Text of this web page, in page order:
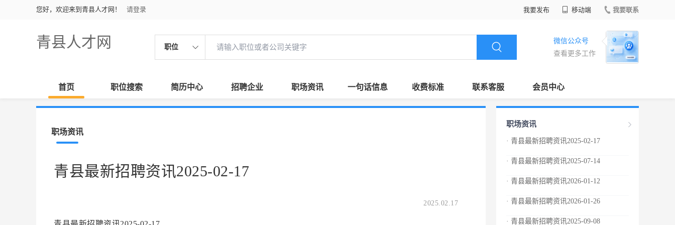
您好，欢迎来到青县人才网！ 请登录 我要发布 移动端 我要联系
青县人才网 职位
微信公众号
查看更多工作
首页 职位搜索 简历中心 招聘企业 职场资讯 一句话信息 收费标准 联系客服 会员中心
职场资讯
青县最新招聘资讯2025-02-17
2025.02.17
职场资讯
· 青县最新招聘资讯2025-02-17
· 青县最新招聘资讯2025-07-14
· 青县最新招聘资讯2026-01-12
· 青县最新招聘资讯2026-01-26
· 青县最新招聘资讯2025-09-08